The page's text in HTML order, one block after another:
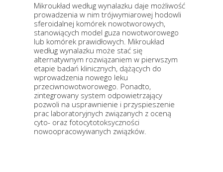
Mikroukład według wynalazku daje możliwość
prowadzenia w nim trójwymiarowej hodowli
sferoidalnej komórek nowotworowych,
stanowiących model guza nowotworowego
lub komórek prawidłowych. Mikroukład
według wynalazku może stać się
alternatywnym rozwiązaniem w pierwszym
etapie badań klinicznych, dążących do
wprowadzenia nowego leku
przeciwnowotworowego. Ponadto,
zintegrowany system odpowietrzający
pozwoli na usprawnienie i przyspieszenie
prac laboratoryjnych związanych z oceną
cyto- oraz fotocytotoksyczności
nowoopracowywanych związków.